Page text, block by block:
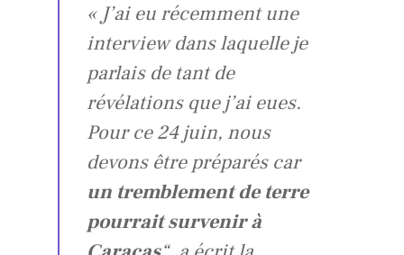
« J’ai eu récemment une
interview dans laquelle je
parlais de tant de
révélations que j’ai eues.
Pour ce 24 juin, nous
devons être préparés car
un tremblement de terre
pourrait survenir à